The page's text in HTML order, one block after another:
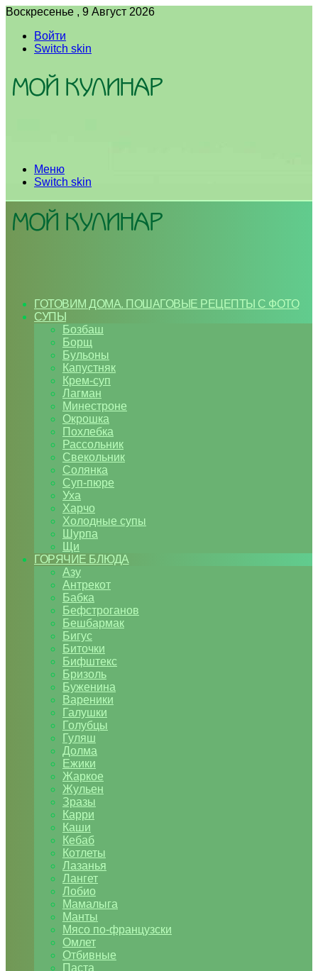
Воскресенье , 9 Август 2026
Войти
Switch skin
Меню
Switch skin
ГОТОВИМ ДОМА. ПОШАГОВЫЕ РЕЦЕПТЫ С ФОТО
СУПЫ
Бозбаш
Борщ
Бульоны
Капустняк
Крем-суп
Лагман
Минестроне
Окрошка
Похлебка
Рассольник
Свекольник
Солянка
Суп-пюре
Уха
Харчо
Холодные супы
Шурпа
Щи
ГОРЯЧИЕ БЛЮДА
Азу
Антрекот
Бабка
Бефстроганов
Бешбармак
Бигус
Биточки
Бифштекс
Бризоль
Буженина
Вареники
Галушки
Голубцы
Гуляш
Долма
Ежики
Жаркое
Жульен
Зразы
Карри
Каши
Кебаб
Котлеты
Лазанья
Лангет
Лобио
Мамалыга
Манты
Мясо по-французски
Омлет
Отбивные
Паста